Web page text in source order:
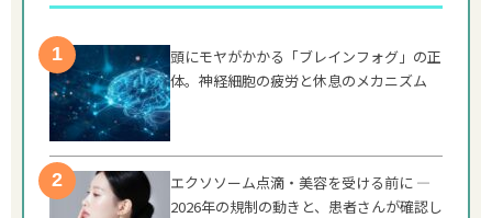
頭にモヤがかかる「ブレインフォグ」の正
体。神経細胞の疲労と休息のメカニズム
エクソソーム点滴・美容を受ける前に —
2026年の規制の動きと、患者さんが確認し